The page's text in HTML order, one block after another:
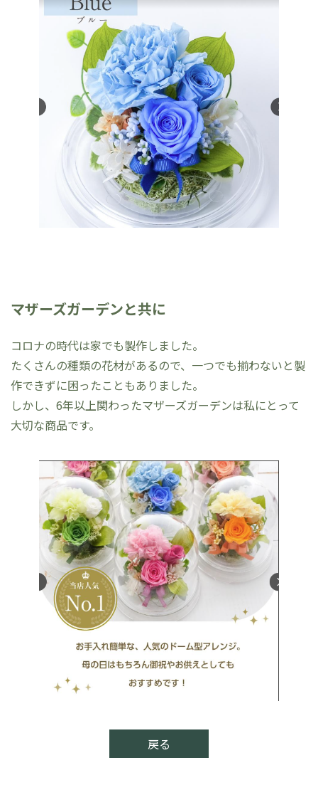
マザーズガーデンと共に
コロナの時代は家でも製作しました。
たくさんの種類の花材があるので、一つでも揃わないと製
作できずに困ったこともありました。
しかし、6年以上関わったマザーズガーデンは私にとって
大切な商品です。
戻る